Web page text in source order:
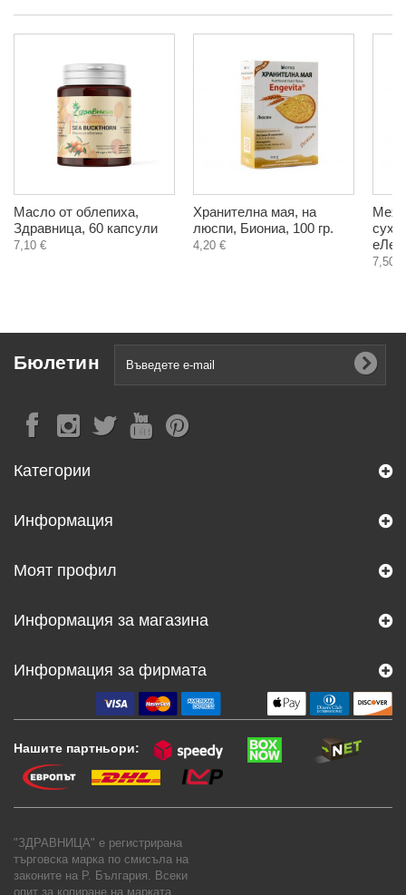
Масло от облепиха,
Здравница, 60 капсули
7,10 €
Хранителна мая, на
люспи, Биониа, 100 гр.
4,20 €
суха
7,50 €
Бюлетин
Категории
Информация
Моят профил
Информация за магазина
Информация за фирмата
Нашите партньори:
"ЗДРАВНИЦА" е регистрирана
търговска марка по смисъла на
законите на Р. България. Всеки
опит за копиране на марката